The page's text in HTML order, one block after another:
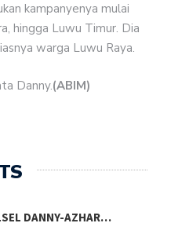
kampanyenya mulai
hingga Luwu Timur. Dia
warga Luwu Raya.
Danny.(ABIM)